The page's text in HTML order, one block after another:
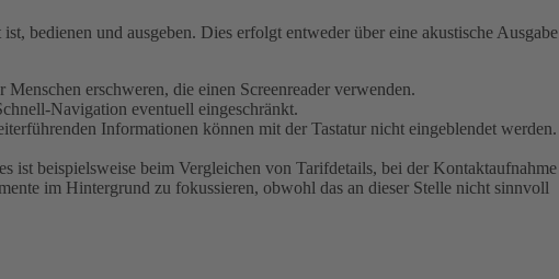
bedienen und ausgeben. Dies erfolgt entweder über eine akustische Ausgabe
erschweren, die einen Screenreader verwenden.
Navigation eventuell eingeschränkt.
Informationen können mit der Tastatur nicht eingeblendet werden.
ist beispielsweise beim Vergleichen von Tarifdetails, bei der Kontaktaufnahme
im Hintergrund zu fokussieren, obwohl das an dieser Stelle nicht sinnvoll